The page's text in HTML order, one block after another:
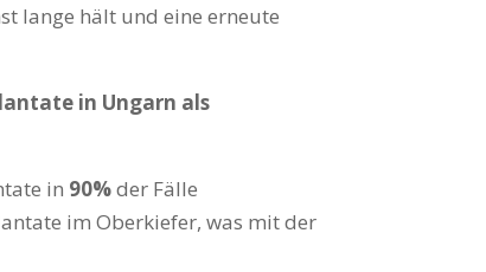
lange hält und eine erneute
in Ungarn als
in 90%der Fälle
im Oberkiefer, was mit der